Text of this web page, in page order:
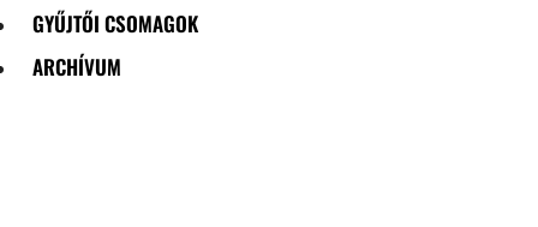
GYŰJTŐI CSOMAGOK
ARCHÍVUM